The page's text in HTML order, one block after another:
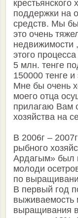
поддержки на
средств. Мы
это очень
недвижимости
этого
5 млн. тенге
150000 тенге
Мне бы очень
моего отца
прилагаю Вам
хозяйства на
В 2006г –
рыбного
Ардагым» был
молоди
по
В первый год
выживаемость
выращивания